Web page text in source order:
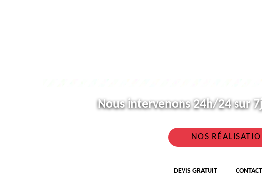
Nous intervenons 24h/24 sur
NOS
DEVIS GRATUIT